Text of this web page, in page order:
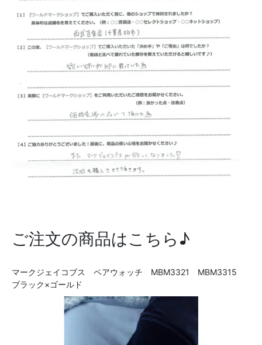
ご注文の商品はこちら♪
マークジェイコブス ペアウォッチ MBM3321 MBM3315
ブラック×ゴールド